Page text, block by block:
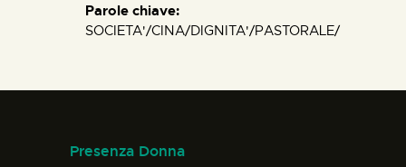
Parole chiave:
SOCIETA'/CINA/DIGNITA'/PASTORALE/
Presenza Donna